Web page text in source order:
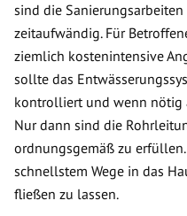
sind die
zeitaufwändig. Für
ziemlich kostenintensive
sollte das
kontrolliert und wenn nötig
Nur dann sind die
ordnungsgemäß zu
schnellstem Wege in das
fließen zu lassen.